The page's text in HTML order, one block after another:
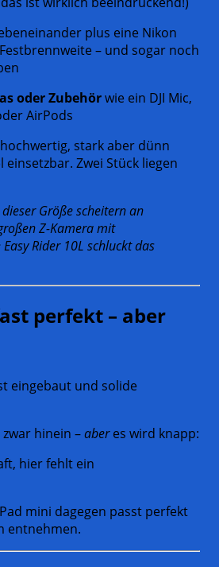
plus eine Nikon
– und sogar noch
oder Zubehörwie ein DJI Mic,
AirPods
stark aber dünn
Zwei Stück liegen
Größe scheitern an
Z-Kamera mit
Rider 10L schluckt das
perfekt – aber
eingebaut und solide
hinein –aberes wird knapp:
hier fehlt ein
mini dagegen passt perfekt
entnehmen.